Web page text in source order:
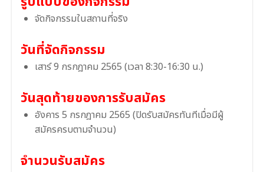
จัดกิจกรรมในสถานที่จริง
วันที่จัดกิจกรรม
เสาร์ 9 กรกฎาคม 2565 (เวลา 8:30-16:30 น.)
วันสุดท้ายของการรับสมัคร
อังคาร 5 กรกฎาคม 2565 (ปิดรับสมัครทันทีเมื่อมีผู้
สมัครครบตามจำนวน)
จำนวนรับสมัคร